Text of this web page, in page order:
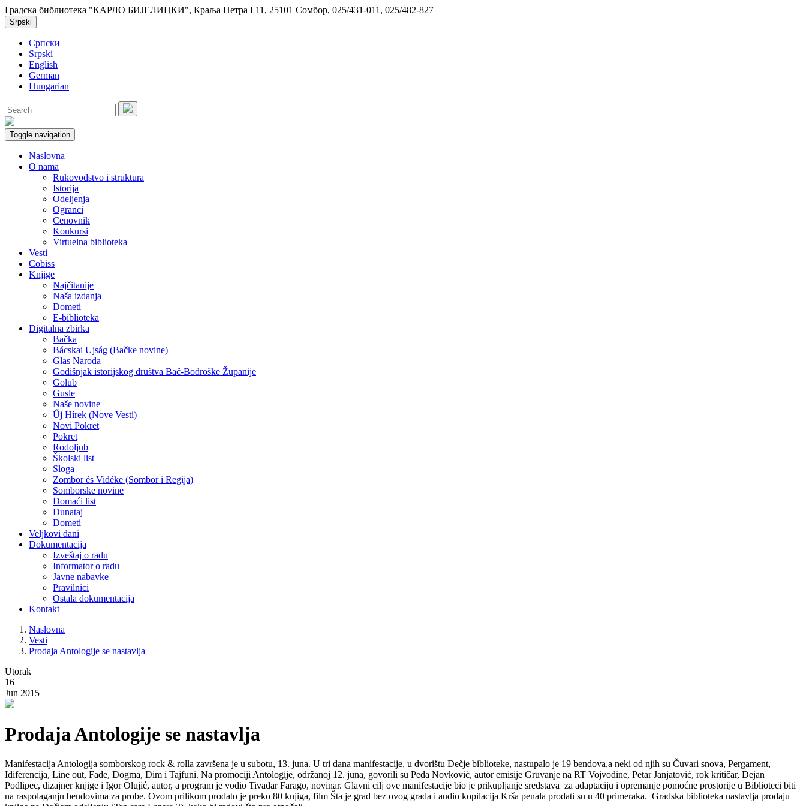
Градска библиотека "КАРЛО БИЈЕЛИЦКИ", Краља Петра I 11, 25101 Сомбор, 025/431-011, 025/482-827
Srpski
Српски
Srpski
English
German
Hungarian
Toggle navigation
Naslovna
O nama
Rukovodstvo i struktura
Istorija
Odeljenja
Ogranci
Cenovnik
Konkursi
Virtuelna biblioteka
Vesti
Cobiss
Knjige
Najčitanije
Naša izdanja
Dometi
E-biblioteka
Digitalna zbirka
Bačka
Bácskai Ujság (Bačke novine)
Glas Naroda
Godišnjak istorijskog društva Bač-Bodroške Županije
Golub
Gusle
Naše novine
Űj Hírek (Nove Vesti)
Novi Pokret
Pokret
Rodoljub
Školski list
Sloga
Zombor és Vidéke (Sombor i Regija)
Somborske novine
Domaći list
Dunataj
Dometi
Veljkovi dani
Dokumentacija
Izveštaj o radu
Informator o radu
Javne nabavke
Pravilnici
Ostala dokumentacija
Kontakt
Naslovna
Vesti
Prodaja Antologije se nastavlja
Utorak
16
Jun 2015
Prodaja Antologije se nastavlja
Manifestacija Antologija somborskog rock & rolla završena je u subotu, 13. juna. U tri dana manifestacije, u dvorištu Dečje biblioteke, nastupalo je 19 bendova,a neki od njih su Čuvari snova, Pergament,
Idiferencija, Line out, Fade, Dogma, Dim i Tajfuni. Na promociji Antologije, održanoj 12. juna, govorili su Peđa Novković, autor emisije Gruvanje na RT Vojvodine, Petar Janjatović, rok kritičar, Dejan
Podlipec, dizajner knjige i Igor Olujić, autor, a program je vodio Tivadar Farago, novinar. Glavni cilj ove manifestacije bio je prikupljanje sredstava za adaptaciju i opremanje pomoćne prostorije u Biblioteci biti
na raspolaganju bendovima za probe. Ovom prilikom prodato je preko 80 knjiga, film Šta je grad bez ovog grada i audio kopilacija Krša penala prodati su u 40 primeraka. Gradska biblioteka nastavlja prodaju